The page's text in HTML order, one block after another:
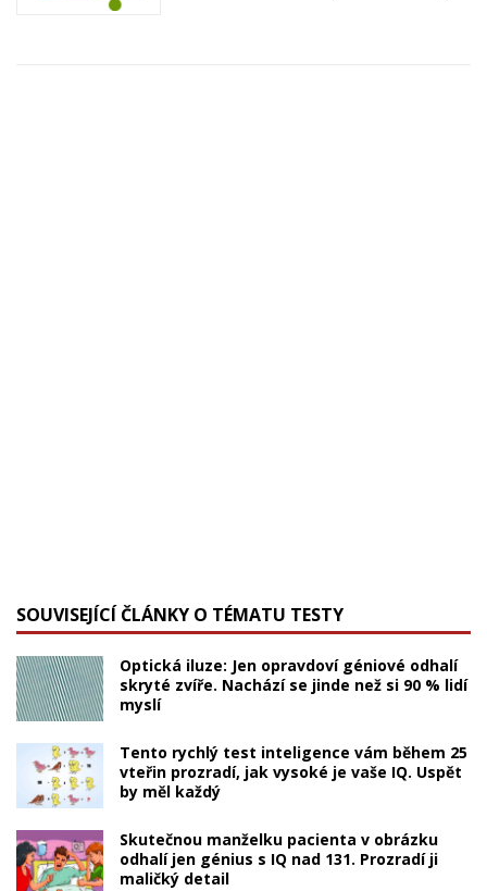
SOUVISEJÍCÍ ČLÁNKY O TÉMATU TESTY
Optická iluze: Jen opravdoví géniové odhalí
skryté zvíře. Nachází se jinde než si 90 % lidí
myslí
Tento rychlý test inteligence vám během 25
vteřin prozradí, jak vysoké je vaše IQ. Uspět
by měl každý
Skutečnou manželku pacienta v obrázku
odhalí jen génius s IQ nad 131. Prozradí ji
maličký detail